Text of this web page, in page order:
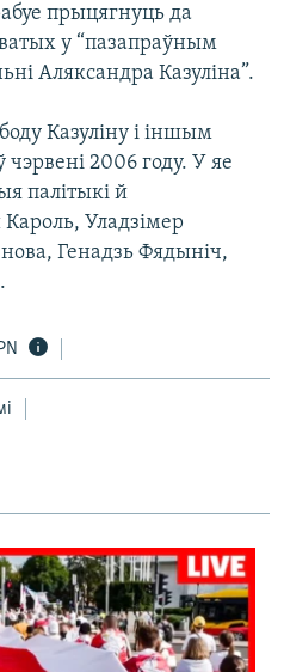
прыцягнуць да
у “пазапраўным
Аляксандра Казуліна”.
Казуліну і іншым
чэрвені 2006 году. У яе
палітыкі й
Уладзімер
Генадзь Фядыніч,